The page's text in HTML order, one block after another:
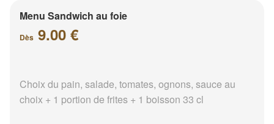
Menu Sandwich au foie
Dès 9.00 €
Choix du pain, salade, tomates, ognons, sauce au
choix + 1 portion de frites + 1 boisson 33 cl